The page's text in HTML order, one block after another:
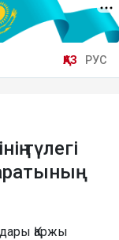
ҚАЗ РУС
түлегі
Қаржы